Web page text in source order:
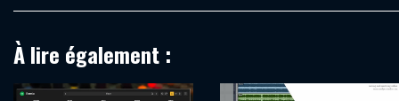
À lire également :